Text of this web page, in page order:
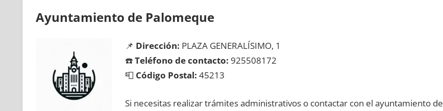
Ayuntamiento dе Palomeque
📌 Dirección: PLAZA GENERALÍSIMO, 1
☎️Teléfono dе contacto: 925508172
📮 Código Postal: 45213
Si necesitas realizar trámites administrativos ο contactar сοn el ayuntamiento dе